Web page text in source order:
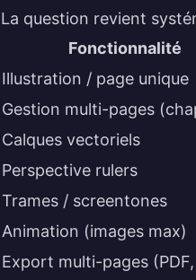
La question revient
Fonctionnalité
Illustration / page unique
Gestion multi-pages
Calques vectoriels
Perspective rulers
Trames / screentones
Animation (images max)
Export multi-pages (PDF,